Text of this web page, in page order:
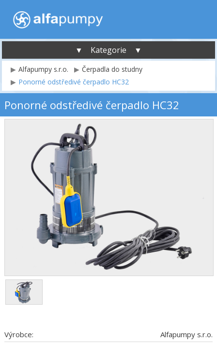
▼ Kategorie ▼
Alfapumpy s.r.o.
Čerpadla do studny
Ponorné odstředivé čerpadlo HC32
Ponorné odstředivé čerpadlo HC32
Výrobce:
Alfapumpy s.r.o.